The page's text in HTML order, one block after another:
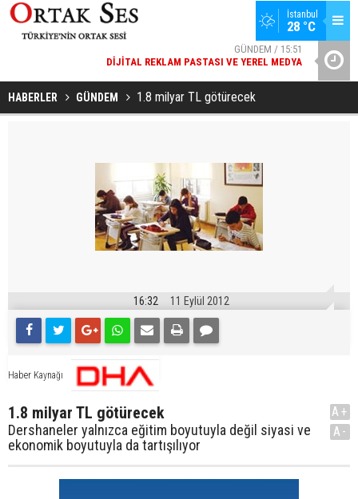
İstanbul
28 °C
GÜNDEM / 15:51
DIJITAL REKLAM PASTASI VE YEREL MEDYA
SPOR / 14:20
GENÇLERBIRLIĞI SPOR KULÜBÜNDEN AÇIKLAMA GELDI
HABERLER GÜNDEM 1.8 milyar TL götürecek
16:32 11 Eylül 2012
Haber Kaynağı
1.8 milyar TL götürecek
Dershaneler yalnızca eğitim boyutuyla değil siyasi ve
ekonomik boyutuyla da tartışılıyor
A+
A-